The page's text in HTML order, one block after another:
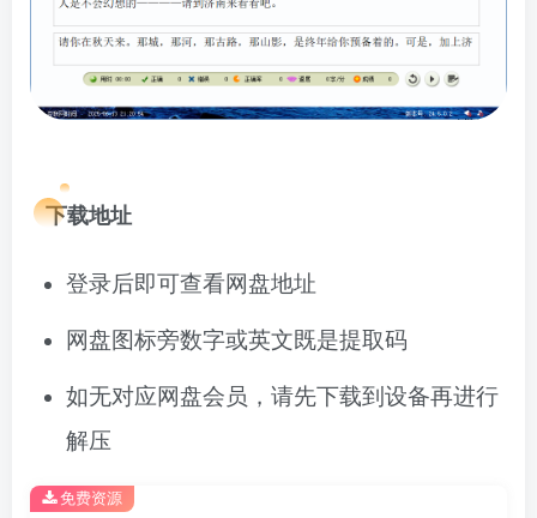
下载地址
登录后即可查看网盘地址
网盘图标旁数字或英文既是提取码
如无对应网盘会员，请先下载到设备再进行
解压
免费资源